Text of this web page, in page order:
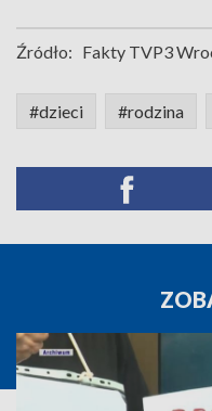
Źródło: Fakty TVP3
#dzieci #rodzina